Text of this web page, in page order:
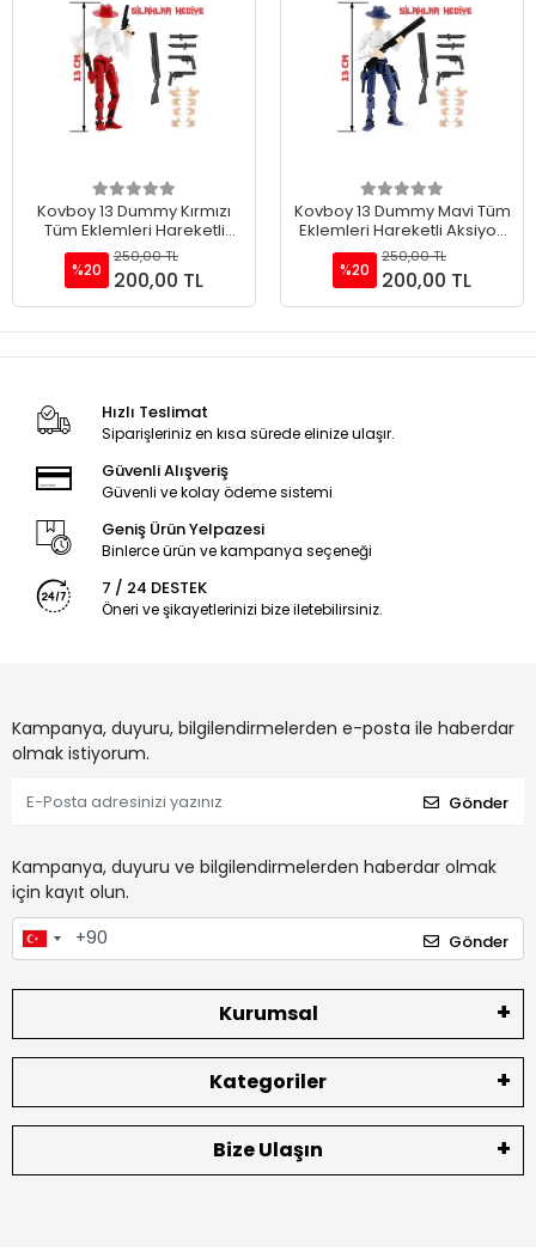
Sepete Ekle
Kovboy 13 Dummy Kırmızı
Tüm Eklemleri Hareketli
Aksiyon Figürü Oyuncak
%20
250,00 TL
200,00 TL
Sepete Ekle
Kovboy 13 Dummy Mavi Tüm
Eklemleri Hareketli Aksiyon
Figürü Oyuncak
%20
250,00 TL
200,00 TL
Hızlı Teslimat
Siparişleriniz en kısa sürede elinize ulaşır.
Güvenli Alışveriş
Güvenli ve kolay ödeme sistemi
Geniş Ürün Yelpazesi
Binlerce ürün ve kampanya seçeneği
7 / 24 DESTEK
Öneri ve şikayetlerinizi bize iletebilirsiniz.
Kampanya, duyuru, bilgilendirmelerden e-posta ile haberdar
olmak istiyorum.
Gönder
Kampanya, duyuru ve bilgilendirmelerden haberdar olmak
için kayıt olun.
Gönder
Kurumsal
Kategoriler
Bize Ulaşın